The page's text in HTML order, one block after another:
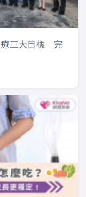
療三大目標 完